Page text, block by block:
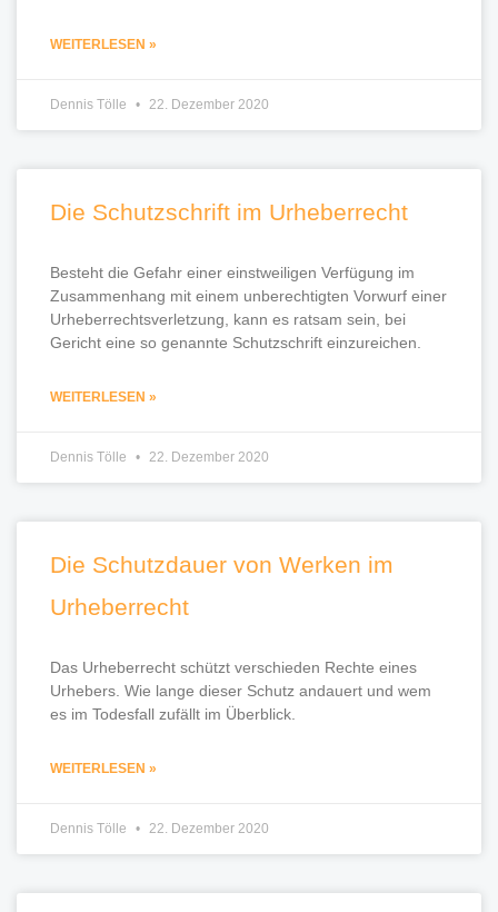
WEITERLESEN »
Dennis Tölle 22. Dezember 2020
Die Schutzschrift im Urheberrecht
Besteht die Gefahr einer einstweiligen Verfügung im
Zusammenhang mit einem unberechtigten Vorwurf einer
Urheberrechtsverletzung, kann es ratsam sein, bei
Gericht eine so genannte Schutzschrift einzureichen.
WEITERLESEN »
Dennis Tölle 22. Dezember 2020
Die Schutzdauer von Werken im
Urheberrecht
Das Urheberrecht schützt verschieden Rechte eines
Urhebers. Wie lange dieser Schutz andauert und wem
es im Todesfall zufällt im Überblick.
WEITERLESEN »
Dennis Tölle 22. Dezember 2020